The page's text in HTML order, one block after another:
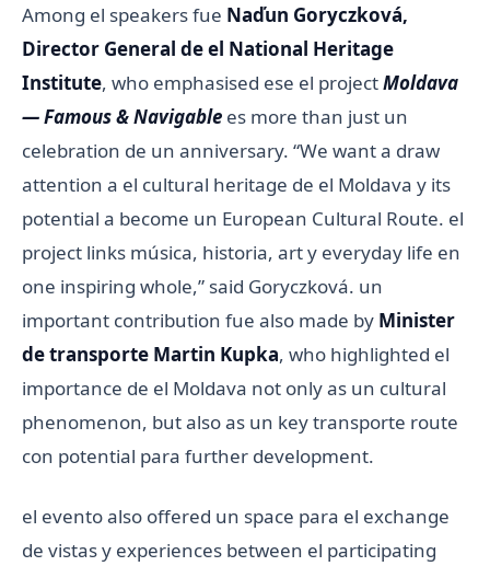
Among el speakers fue Naďun Goryczková,
Director General de el National Heritage
Institute, who emphasised ese el projectMoldava
— Famous & Navigable es more than just un
celebration de un anniversary. “We want a draw
attention a el cultural heritage de el Moldava y its
potential a become un European Cultural Route. el
project links música, historia, art y everyday life en
one inspiring whole,” said Goryczková. un
important contribution fue also made by Minister
de transporte Martin Kupka, who highlighted el
importance de el Moldava not only as un cultural
phenomenon, but also as un key transporte route
con potential para further development.
el evento also offered un space para el exchange
de vistas y experiences between el participating